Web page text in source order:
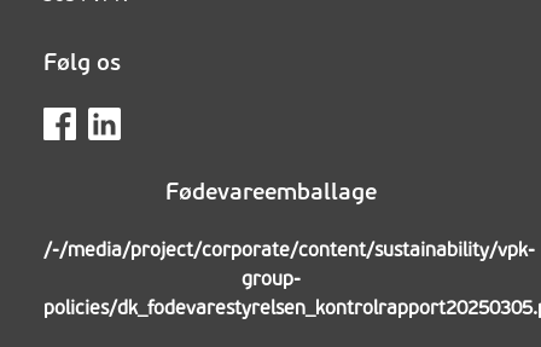
Følg os
Fødevareemballage
/-/media/project/corporate/content/sustainability/vpk-
group-
policies/